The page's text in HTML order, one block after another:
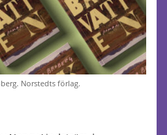
Norstedts förlag.